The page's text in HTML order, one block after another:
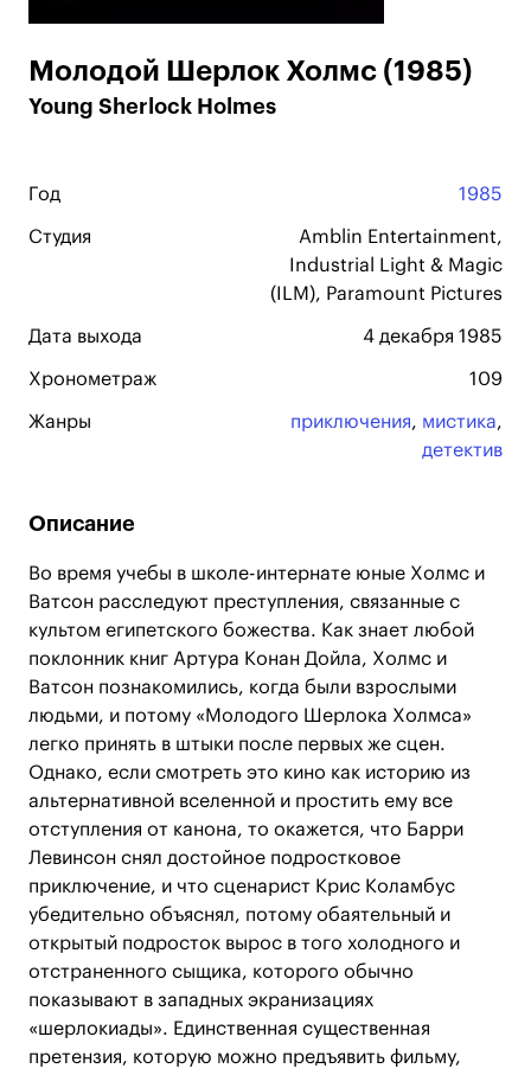
Молодой Шерлок Холмс (1985)
Young Sherlock Holmes
Год 1985
Студия
Amblin Entertainment,
Industrial Light & Magic
(ILM), Paramount Pictures
Дата выхода 4 декабря 1985
Хронометраж 109
Жанры приключения, мистика,
детектив
Описание
Во время учебы в школе-интернате юные Холмс и
Ватсон расследуют преступления, связанные с
культом египетского божества. Как знает любой
поклонник книг Артура Конан Дойла, Холмс и
Ватсон познакомились, когда были взрослыми
людьми, и потому «Молодого Шерлока Холмса»
легко принять в штыки после первых же сцен.
Однако, если смотреть это кино как историю из
альтернативной вселенной и простить ему все
отступления от канона, то окажется, что Барри
Левинсон снял достойное подростковое
приключение, и что сценарист Крис Коламбус
убедительно объяснял, потому обаятельный и
открытый подросток вырос в того холодного и
отстраненного сыщика, которого обычно
показывают в западных экранизациях
«шерлокиады». Единственная существенная
претензия, которую можно предъявить фильму,